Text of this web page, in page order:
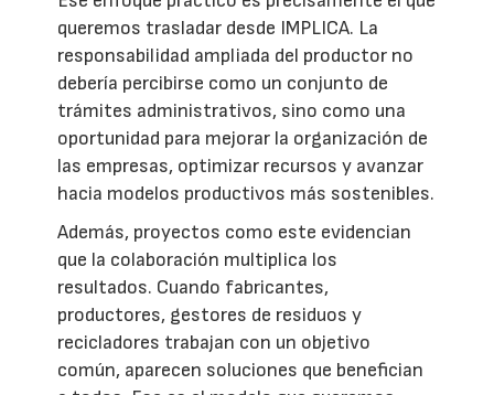
queremos trasladar desde IMPLICA. La
responsabilidad ampliada del productor no
debería percibirse como un conjunto de
trámites administrativos, sino como una
oportunidad para mejorar la organización de
las empresas, optimizar recursos y avanzar
hacia modelos productivos más sostenibles.
Además, proyectos como este evidencian
que la colaboración multiplica los
resultados. Cuando fabricantes,
productores, gestores de residuos y
recicladores trabajan con un objetivo
común, aparecen soluciones que benefician